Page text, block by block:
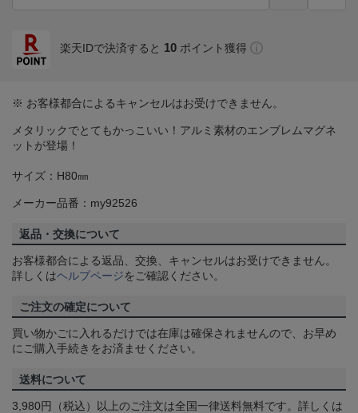
楽天IDで決済すると 10 ポイント獲得
※ お客様都合によるキャンセルはお受けできません。
メタリックでとてもかっこいい！アルミ素材のエンブレムマグネ
ットが登場！
サイズ：H80㎜
メーカー品番：my92526
返品・交換について
お客様都合による返品、交換、キャンセルはお受けできません。
詳しくはヘルプページをご確認ください。
ご注文の確定について
買い物かごに入れるだけでは在庫は確保されませんので、お早め
にご購入手続きをお済ませください。
送料について
3,980円（税込）以上のご注文は全国一律送料無料です。詳しくは